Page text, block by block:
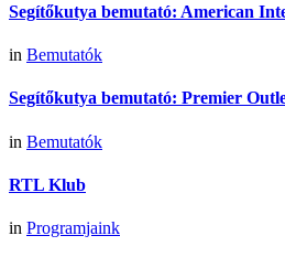
Segítőkutya bemutató: American
in Bemutatók
Segítőkutya bemutató: Premier
in Bemutatók
RTL Klub
in Programjaink